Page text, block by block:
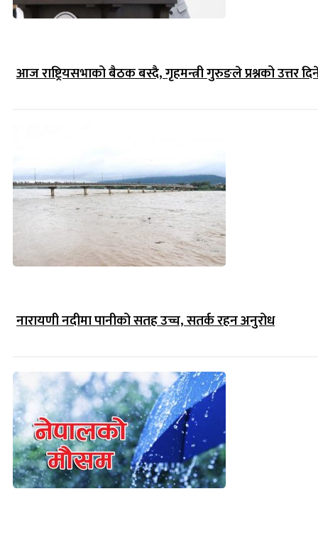
आज राष्ट्रियसभाको बैठक बस्दै, गृहमन्त्री गुरुङले प्रश्नको उत्तर
नारायणी नदीमा पानीको सतह उच्च, सतर्क रहन अनुरोध